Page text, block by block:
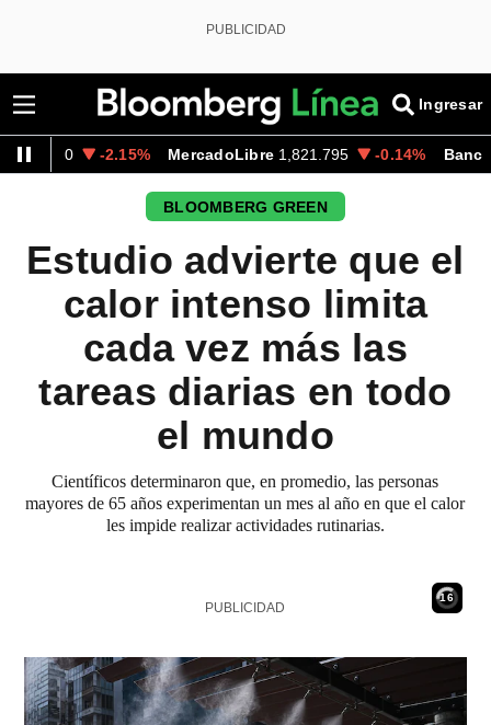
PUBLICIDAD
Ingresar
-2.15% MercadoLibre 1,821.795 -0.14% Banco de
BLOOMBERG GREEN
Estudio advierte que el
calor intenso limita
cada vez más las
tareas diarias en todo
el mundo
Científicos determinaron que, en promedio, las personas
mayores de 65 años experimentan un mes al año en que el calor
les impide realizar actividades rutinarias.
15
PUBLICIDAD